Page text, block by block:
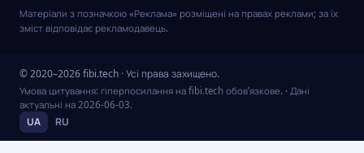
Матеріали з позначкою «Реклама» розміщені на правах реклами; за їх
зміст відповідає рекламодавець.
© 2020–2026 fibi.tech · Усі права захищено.
Умова цитування: гіперпосилання на fibi.tech обов’язкове. · Дані
актуальні на 2026-06-03.
UA RU